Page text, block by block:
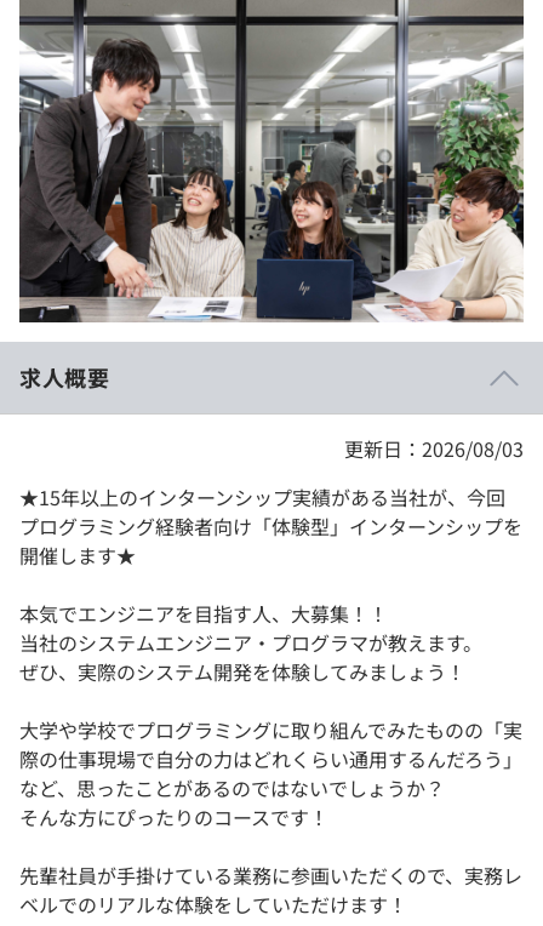
イベント・セミナー
インタビュー
就活成功ガイド
リファレンス
プラン
個人向けプラン
法人向けプラン
学校向けプラン
契約内容・クーポン
再チャレンジ結果一覧
paiza times
note
求人概要
更新日：2026/08/03
★15年以上のインターンシップ実績がある当社が、今回
プログラミング経験者向け「体験型」インターンシップを
開催します★
本気でエンジニアを目指す人、大募集！！
当社のシステムエンジニア・プログラマが教えます。
ぜひ、実際のシステム開発を体験してみましょう！
大学や学校でプログラミングに取り組んでみたものの「実
際の仕事現場で自分の力はどれくらい通用するんだろう」
など、思ったことがあるのではないでしょうか？
そんな方にぴったりのコースです！
先輩社員が手掛けている業務に参画いただくので、実務レ
ベルでのリアルな体験をしていただけます！